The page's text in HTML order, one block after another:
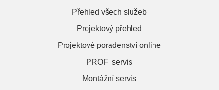
Přehled všech služeb
Projektový přehled
Projektové poradenství online
PROFI servis
Montážní servis